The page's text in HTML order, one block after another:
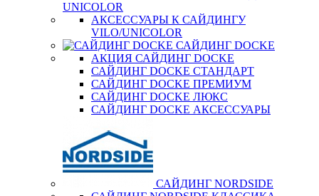
UNICOLOR
АКСЕССУАРЫ К САЙДИНГУ
VILO/UNICOLOR
САЙДИНГ DOCKE
АКЦИЯ САЙДИНГ DOCKE
САЙДИНГ DOCKE СТАНДАРТ
САЙДИНГ DOCKE ПРЕМИУМ
САЙДИНГ DOCKE ЛЮКС
САЙДИНГ DOCKE АКСЕССУАРЫ
САЙДИНГ NORDSIDE